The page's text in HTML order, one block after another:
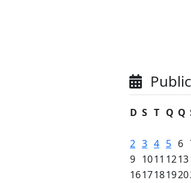
D S T Q Q
2 3 4 5 6
9 1011 1213
1617181920